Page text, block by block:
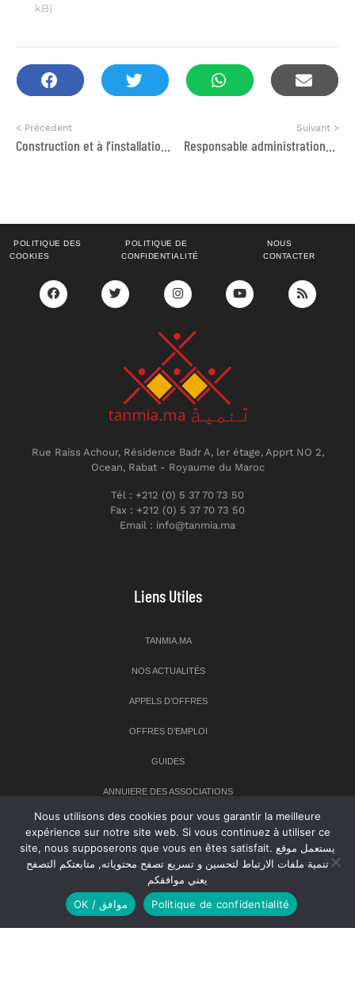
kB)
< Précédent Suivant >
POLITIQUE DES
COOKIES
POLITIQUE DE
CONFIDENTIALITÉ
NOUS
CONTACTER
Rue Raiss Achour, Résidence Badr A, ler étage, Apprt NO 2,
Ocean, Rabat - Royaume du Maroc
Tél : +212 (0) 5 37 70 73 50
Fax : +212 (0) 5 37 70 73 50
Email : info@tanmia.ma
Liens Utiles
TANMIA.MA
NOS ACTUALITÉS
APPELS D’OFFRES
OFFRES D’EMPLOI
GUIDES
ANNUIERE DES ASSOCIATIONS
Newsletter
Inscrivez-vous à notre newsletter pour recevoir les dernières
nouvelles sur TANMIA
Nous utilisons des cookies pour vous garantir la meilleure
expérience sur notre site web. Si vous continuez à utiliser ce
site, nous supposerons que vous en êtes satisfait. يستعمل موقع
تنمية ملفات الارتباط لتحسين و تسريع تصفح محتوياته, متابعتكم التصفح
يعني موافقكم
OK / موافق
Politique de confidentialité